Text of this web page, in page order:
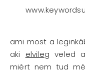
ami most a
aki elvileg veled
miért nem tud